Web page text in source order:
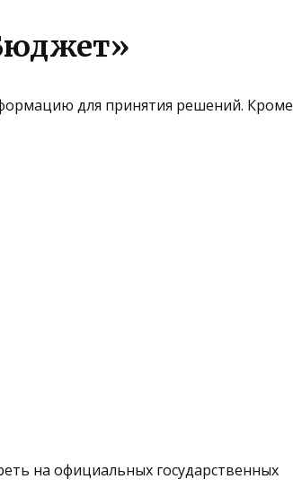
для принятия решений. Кроме
на официальных государственных